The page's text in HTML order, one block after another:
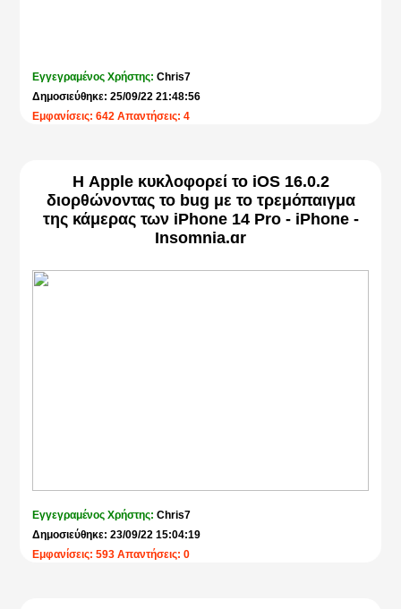
Εγγεγραμένος Χρήστης:Chris7
Δημοσιεύθηκε: 25/09/22 21:48:56
Εμφανίσεις: 642 Απαντήσεις: 4
Η Apple κυκλοφορεί το iOS 16.0.2
διορθώνοντας το bug με το τρεμόπαιγμα
της κάμερας των iPhone 14 Pro - iPhone -
Insomnia.gr
Εγγεγραμένος Χρήστης:Chris7
Δημοσιεύθηκε: 23/09/22 15:04:19
Εμφανίσεις: 593 Απαντήσεις: 0